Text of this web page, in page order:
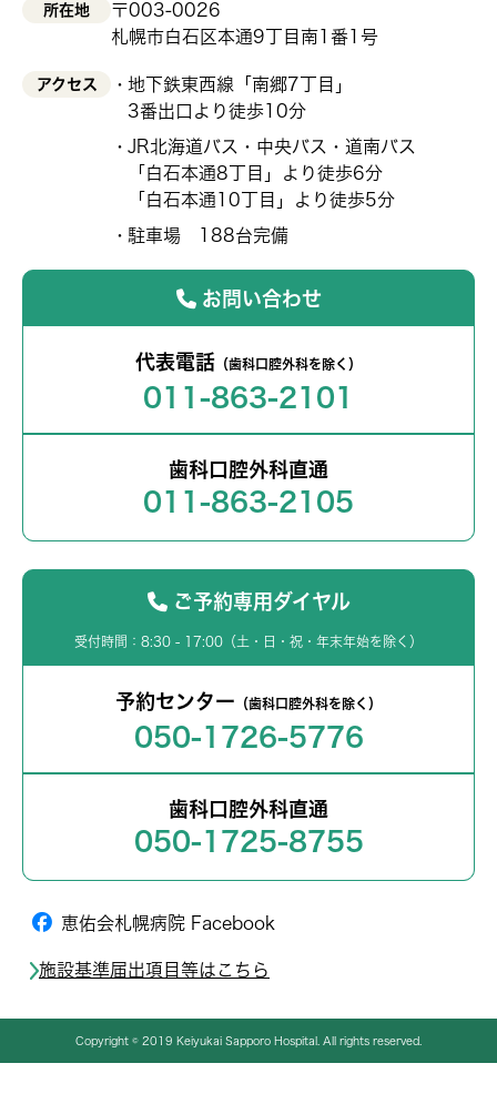
所在地
〒003-0026
札幌市白石区本通9丁目南1番1号
アクセス
地下鉄東西線「南郷7丁目」
3番出口より徒歩10分
JR北海道バス・中央バス・道南バス
「白石本通8丁目」より徒歩6分
「白石本通10丁目」より徒歩5分
駐車場 188台完備
お問い合わせ
代表電話 （歯科口腔外科を除く）
011-863-2101
歯科口腔外科直通
011-863-2105
ご予約専用ダイヤル
受付時間：8:30 - 17:00（土・日・祝・年末年始を除く）
予約センター （歯科口腔外科を除く）
050-1726-5776
歯科口腔外科直通
050-1725-8755
恵佑会札幌病院 Facebook
施設基準届出項目等はこちら
Copyright © 2019 Keiyukai Sapporo Hospital. All rights reserved.